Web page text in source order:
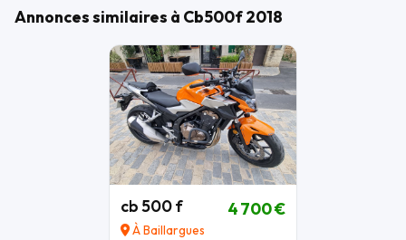
Annonces similaires à Cb500f 2018
cb 500 f
À Baillargues
4 700 €